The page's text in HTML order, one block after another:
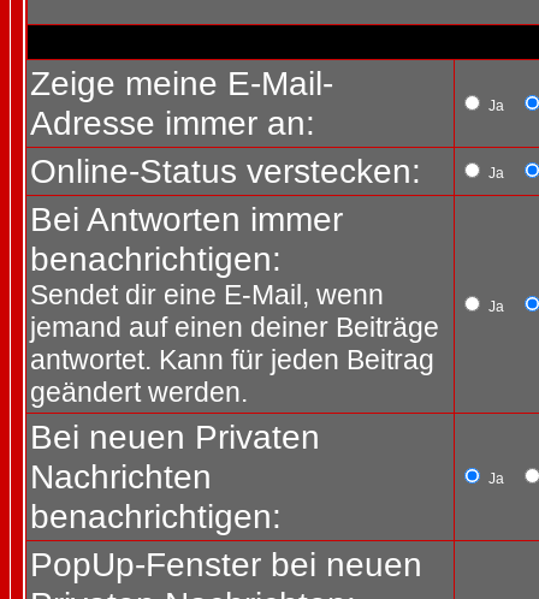
Zeige meine E-Mail-
Adresse immer an:
Ja
Online-Status verstecken: Ja
Bei Antworten immer
benachrichtigen:
Sendet dir eine E-Mail, wenn
jemand auf einen deiner Beiträge
antwortet. Kann für jeden Beitrag
geändert werden.
Ja
Bei neuen Privaten
Nachrichten
benachrichtigen:
Ja
PopUp-Fenster bei neuen